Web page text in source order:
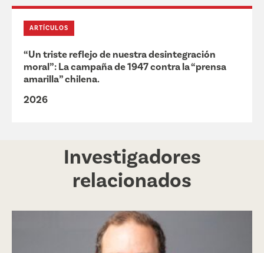
ARTÍCULOS
“Un triste reflejo de nuestra desintegración
moral”: La campaña de 1947 contra la “prensa
amarilla” chilena.
2026
Investigadores
relacionados